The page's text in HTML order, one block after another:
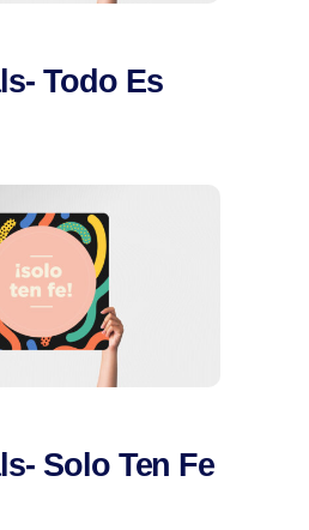
Todo Es
Solo Ten Fe